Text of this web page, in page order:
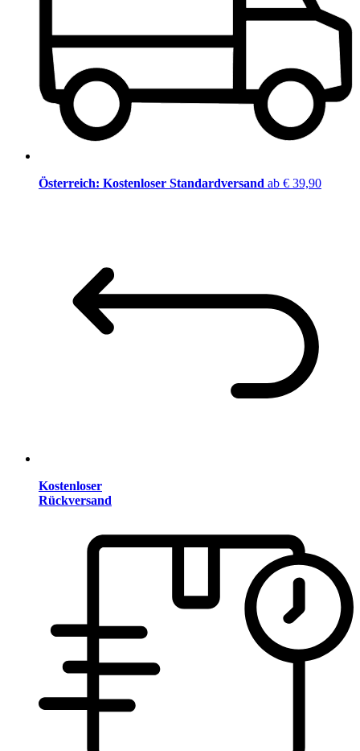
Österreich: Kostenloser Standardversand ab € 39,90
Kostenloser
Rückversand